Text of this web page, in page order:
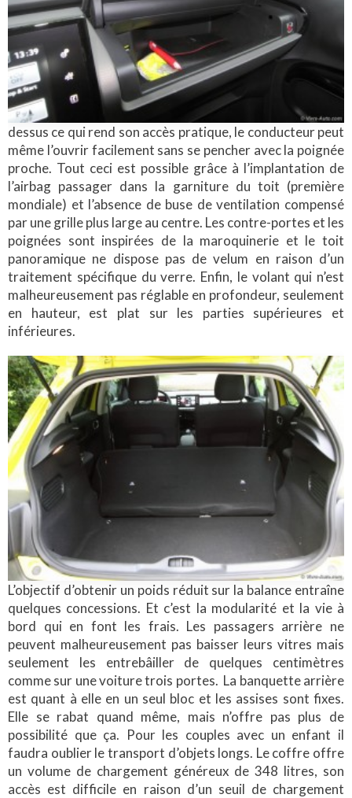
dessus ce qui rend son accès pratique, le conducteur peut
même l’ouvrir facilement sans se pencher avec la poignée
proche. Tout ceci est possible grâce à l’implantation de
l’airbag passager dans la garniture du toit (première
mondiale) et l’absence de buse de ventilation compensé
par une grille plus large au centre. Les contre-portes et les
poignées sont inspirées de la maroquinerie et le toit
panoramique ne dispose pas de velum en raison d’un
traitement spécifique du verre. Enfin, le volant qui n’est
malheureusement pas réglable en profondeur, seulement
en hauteur, est plat sur les parties supérieures et
inférieures.
L’objectif d’obtenir un poids réduit sur la balance entraîne
quelques concessions. Et c’est la modularité et la vie à
bord qui en font les frais. Les passagers arrière ne
peuvent malheureusement pas baisser leurs vitres mais
seulement les entrebâiller de quelques centimètres
comme sur une voiture trois portes. La banquette arrière
est quant à elle en un seul bloc et les assises sont fixes.
Elle se rabat quand même, mais n’offre pas plus de
possibilité que ça. Pour les couples avec un enfant il
faudra oublier le transport d’objets longs. Le coffre offre
un volume de chargement généreux de 348 litres, son
accès est difficile en raison d’un seuil de chargement